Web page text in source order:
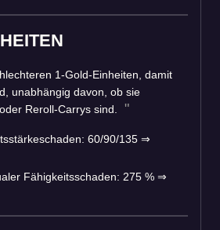
1-Gold-Einheiten, damit
unabhängig davon, ob sie
Reroll-Carrys sind.
60/90/135 ⇒
Fähigkeitsschaden: 275 % ⇒